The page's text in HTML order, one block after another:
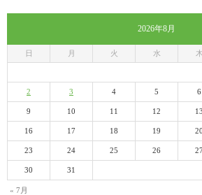
2026年8月
日 月 火 水 木
« 7月
2 3 4 5 6
9 10 11 12 13
16 17 18 19 20
23 24 25 26
30 31